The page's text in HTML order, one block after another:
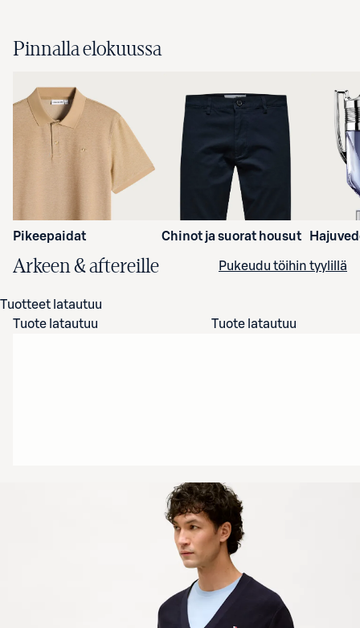
Pinnalla elokuussa
Pikeepaidat Chinot ja suorat housut
Arkeen & aftereille Pukeudu töihin tyylillä
Tuotteet latautuu
Tuote latautuu
Tuote latautuu